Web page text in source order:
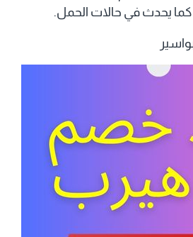
يحدث في حالات الحمل.